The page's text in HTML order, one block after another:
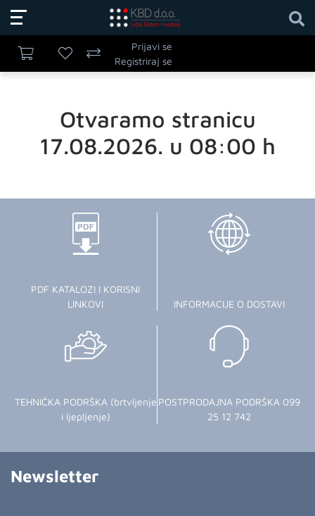
Prijavi se
Registriraj se
Otvaramo stranicu
17.08.2026. u 08:00 h
PDF KATALOZI I KORISNI
LINKOVI
INFORMACIJE O DOSTAVI
TEHNIČKA PODRŠKA (brtvljenje
i ljepljenje)
POSTPRODAJNA PODRŠKA 099
25 12 742
Newsletter